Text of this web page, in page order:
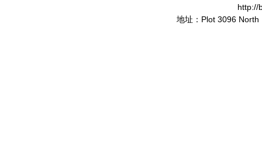
http://
地址：Plot 3096